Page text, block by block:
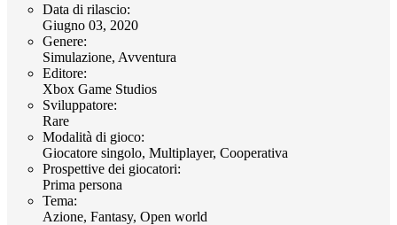
Data di rilascio:
Giugno 03, 2020
Genere:
Simulazione, Avventura
Editore:
Xbox Game Studios
Sviluppatore:
Rare
Modalità di gioco:
Giocatore singolo, Multiplayer, Cooperativa
Prospettive dei giocatori:
Prima persona
Tema:
Azione, Fantasy, Open world